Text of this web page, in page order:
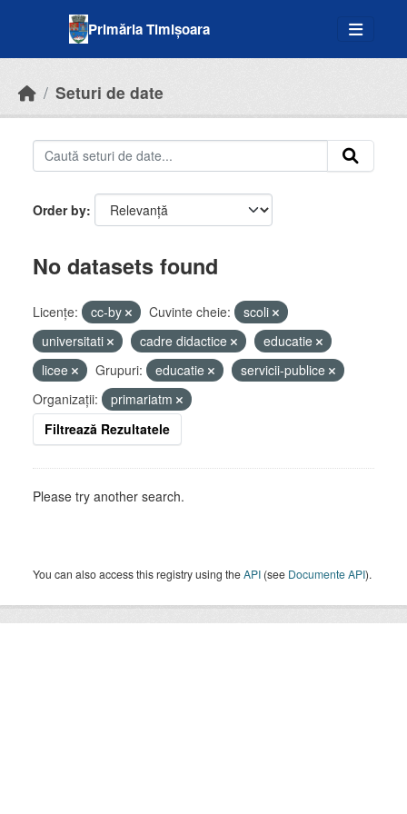
Primăria Timișoara
Seturi de date
Order by
No datasets found
Licenţe: cc-by Cuvinte cheie:
scoli
universitati
cadre didactice
educatie
licee
Grupuri: educatie
servicii-publice
Organizații:
primariatm
Filtrează Rezultatele
Please try another search.
You can also access this registry using theAPI (see Documente API).